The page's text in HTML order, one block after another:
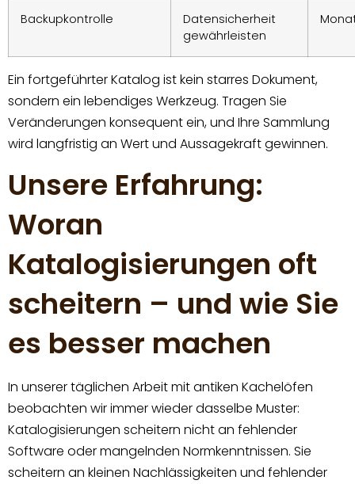
Backupkontrolle
Datensicherheit
gewährleisten
Ein fortgeführter Katalog ist kein starres Dokument,
sondern ein lebendiges Werkzeug. Tragen Sie
Veränderungen konsequent ein, und Ihre Sammlung
wird langfristig an Wert und Aussagekraft gewinnen.
Unsere Erfahrung:
Woran
Katalogisierungen oft
scheitern – und wie Sie
es besser machen
In unserer täglichen Arbeit mit antiken Kachelöfen
beobachten wir immer wieder dasselbe Muster:
Katalogisierungen scheitern nicht an fehlender
Software oder mangelnden Normkenntnissen. Sie
scheitern an kleinen Nachlässigkeiten und fehlender